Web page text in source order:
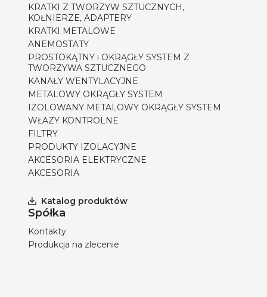
KRATKI Z TWORZYW SZTUCZNYCH,
KOŁNIERZE, ADAPTERY
KRATKI METALOWE
ANEMOSTATY
PROSTOKĄTNY i OKRĄGŁY SYSTEM Z
TWORZYWA SZTUCZNEGO
KANAŁY WENTYLACYJNE
METALOWY OKRĄGŁY SYSTEM
IZOLOWANY METALOWY OKRĄGŁY SYSTEM
WŁAZY KONTROLNE
FILTRY
PRODUKTY IZOLACYJNE
AKCESORIA ELEKTRYCZNE
AKCESORIA
Katalog produktów
Spółka
Kontakty
Produkcja na zlecenie